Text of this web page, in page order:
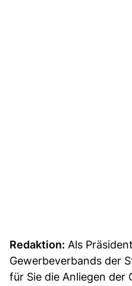
Redaktion: Als
Gewerbeverbands der
für Sie die Anliegen der